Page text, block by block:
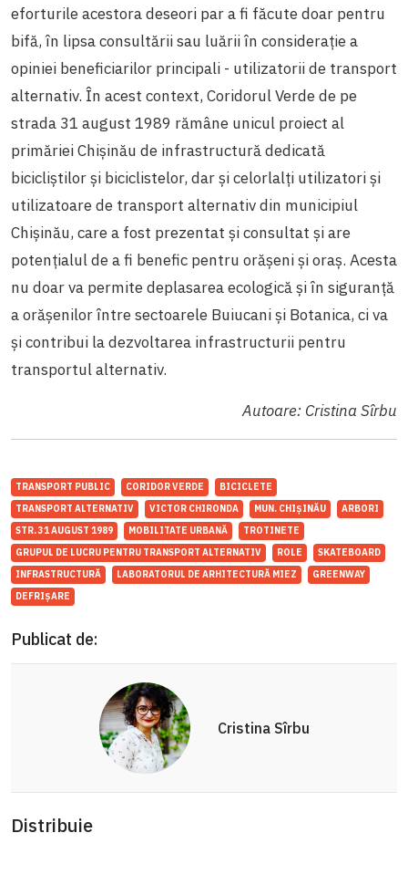
eforturile acestora deseori par a fi făcute doar pentru
bifă, în lipsa consultării sau luării în considerație a
opiniei beneficiarilor principali - utilizatorii de transport
alternativ. În acest context, Coridorul Verde de pe
strada 31 august 1989 rămâne unicul proiect al
primăriei Chișinău de infrastructură dedicată
bicicliștilor și biciclistelor, dar și celorlalți utilizatori și
utilizatoare de transport alternativ din municipiul
Chișinău, care a fost prezentat și consultat și are
potențialul de a fi benefic pentru orășeni și oraș. Acesta
nu doar va permite deplasarea ecologică și în siguranță
a orășenilor între sectoarele Buiucani și Botanica, ci va
și contribui la dezvoltarea infrastructurii pentru
transportul alternativ.
Autoare: Cristina Sîrbu
TRANSPORT PUBLIC CORIDOR VERDE
BICICLETE
TRANSPORT ALTERNATIV
VICTOR CHIRONDA MUN. CHIȘINĂU
ARBORI
STR. 31 AUGUST 1989
MOBILITATE URBANĂ
TROTINETE
GRUPUL DE LUCRU PENTRU TRANSPORT ALTERNATIV
ROLE
SKATEBOARD
INFRASTRUCTURĂ
LABORATORUL DE ARHITECTURĂ MIEZ
GREENWAY
DEFRIȘARE
Publicat de:
Cristina Sîrbu
Distribuie